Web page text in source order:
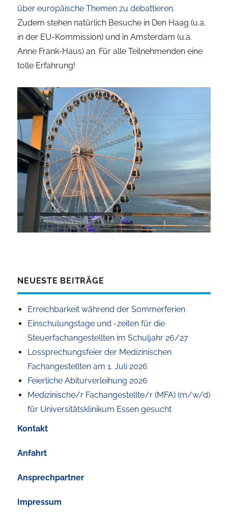
über europäische Themen zu debattieren.
Zudem stehen natürlich Besuche in Den Haag (u.a.
in der EU-Kommission) und in Amsterdam (u.a.
Anne Frank-Haus) an. Für alle Teilnehmenden eine
tolle Erfahrung!
NEUESTE BEITRÄGE
Erreichbarkeit während der Sommerferien
Einschulungstage und -zeiten für die
Steuerfachangestellten im Schuljahr 26/27
Lossprechungsfeier der Medizinischen
Fachangestellten am 1. Juli 2026
Feierliche Abiturverleihung 2026
Medizinische/r Fachangestellte/r (MFA) (m/w/d)
für Universitätsklinikum Essen gesucht
Kontakt
Anfahrt
Ansprechpartner
Impressum